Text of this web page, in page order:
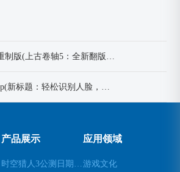
产品展示 应用领域
游戏文化